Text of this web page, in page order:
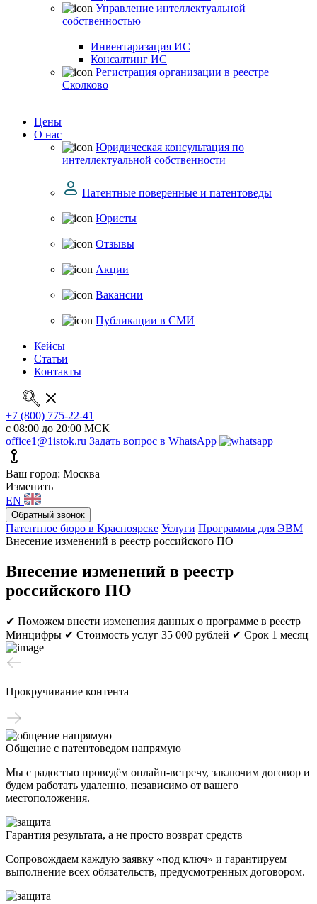
Управление интеллектуальной
собственностью
Инвентаризация ИС
Консалтинг ИС
Регистрация организации в реестре
Сколково
Цены
О нас
Юридическая консультация по
интеллектуальной собственности
Патентные поверенные и патентоведы
Юристы
Отзывы
Акции
Вакансии
Публикации в СМИ
Кейсы
Статьи
Контакты
+7 (800) 775-22-41
с 08:00 до 20:00 МСК
office1@1istok.ru Задать вопрос в WhatsApp
Ваш город: Москва
Изменить
EN
Обратный звонок
Патентное бюро в Красноярске Услуги Программы для ЭВМ
Внесение изменений в реестр российского ПО
Внесение изменений в реестр
российского ПО
✔ Поможем внести изменения данных о программе в реестр
Минцифры ✔ Стоимость услуг 35 000 рублей ✔ Срок 1 месяц
Прокручивание контента
Общение с патентоведом напрямую
Мы с радостью проведём онлайн-встречу, заключим договор и
будем работать удаленно, независимо от вашего
местоположения.
Гарантия результата, а не просто возврат средств
Сопровождаем каждую заявку «под ключ» и гарантируем
выполнение всех обязательств, предусмотренных договором.